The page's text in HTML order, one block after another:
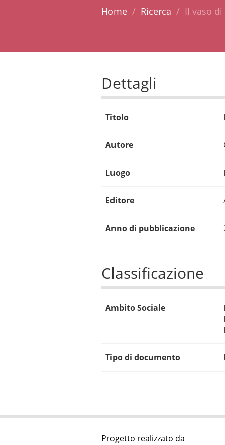
Home Ricerca Il vaso
Dettagli
Titolo
Autore
Luogo
Editore
Anno di pubblicazione
Classificazione
Ambito Sociale
Tipo di documento
Progetto realizzato da